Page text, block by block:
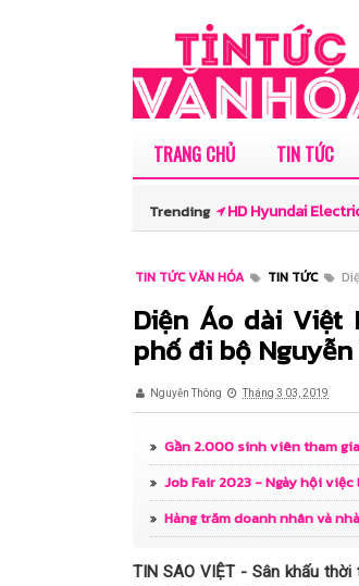
TRANG CHỦ TIN TỨC
Trending
HD Hyundai
màu sắc cho Hoa
Lê Phạm Linh Đan
Khánh An - Cô bé
con đường” trên
Vedette tuổi 5 -
TIN TỨC VĂN HÓA TIN TỨC
Diện Áo dài
phố đi bộ Nguyễn
Nguyễn Thông Tháng 3 03, 2019
Gần 2.000 sinh viên tham
Job Fair 2023 - Ngày hội
Hàng trăm doanh nhân và
TIN SAO VIỆT - Sân khấu